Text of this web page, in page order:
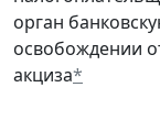
орган
освобождении
акциза*